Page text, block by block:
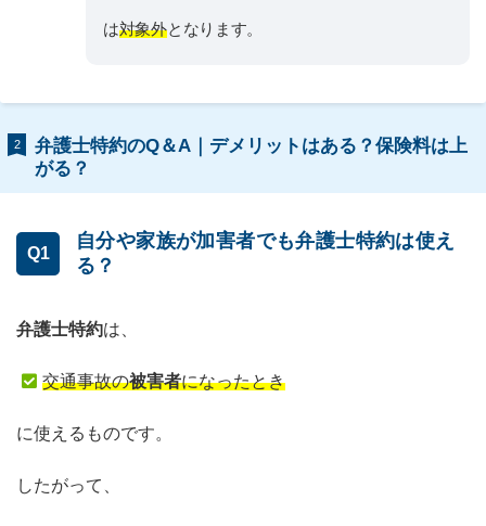
は対象外となります。
2
弁護士特約のQ＆A｜デメリットはある？保険料は上
がる？
Q1
自分や家族が加害者でも弁護士特約は使え
る？
弁護士特約は、
交通事故の被害者になったとき
に使えるものです。
したがって、